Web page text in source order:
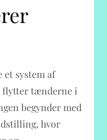
et system af
flytter tænderne i
begynder med
hvor